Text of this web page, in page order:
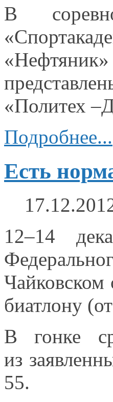
В
«Политех
Подробнее...
Есть
12–14
Чайковском
биатлону
В гонке
из
55.